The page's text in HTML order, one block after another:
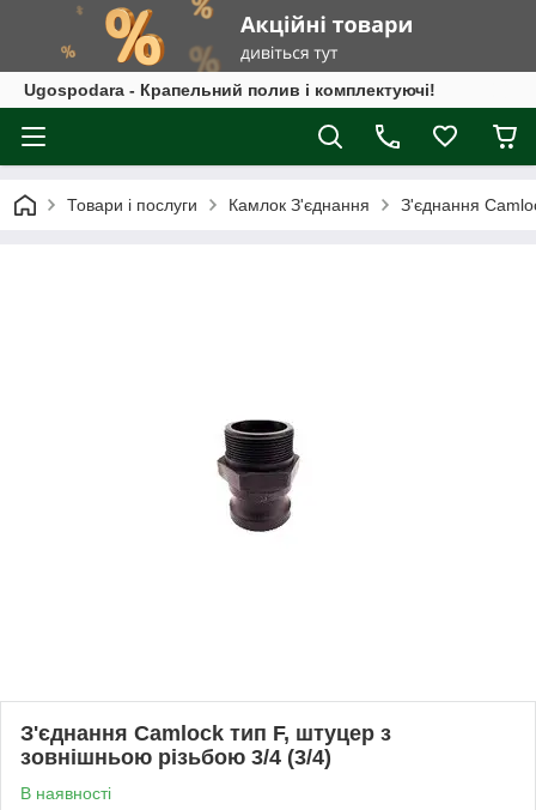
Ugospodara - Крапельний полив і комплектуючі!
Товари і послуги Камлок З'єднання З'єднання
З'єднання Camlock тип F, штуцер з
зовнішньою різьбою 3/4 (3/4)
В наявності